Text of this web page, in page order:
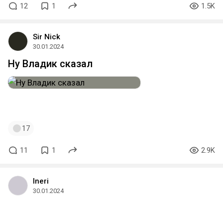
12 1 1.5K
Sir Nick
30.01.2024
Ну Владик сказал
17
11 1 2.9K
Ineri
30.01.2024